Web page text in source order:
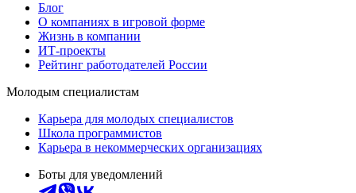
Блог
О компаниях в игровой форме
Жизнь в компании
ИТ-проекты
Рейтинг работодателей России
Молодым специалистам
Карьера для молодых специалистов
Школа программистов
Карьера в некоммерческих организациях
Боты для уведомлений